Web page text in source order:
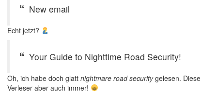
New email
Echt jetzt?
Your Guide to Nighttime Road Security!
Oh, ich habe doch glatt nightmare road securitygelesen. Diese
Verleser aber auch immer!